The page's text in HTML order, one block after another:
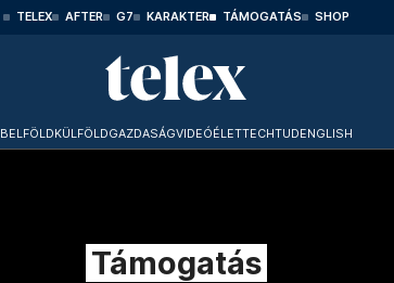
TELEX AFTER G7 KARAKTER TÁMOGATÁS SHOP
BELFÖLDKÜLFÖLDGAZDASÁGVIDEÓÉLETTECHTUDENGLISH
Támogatás